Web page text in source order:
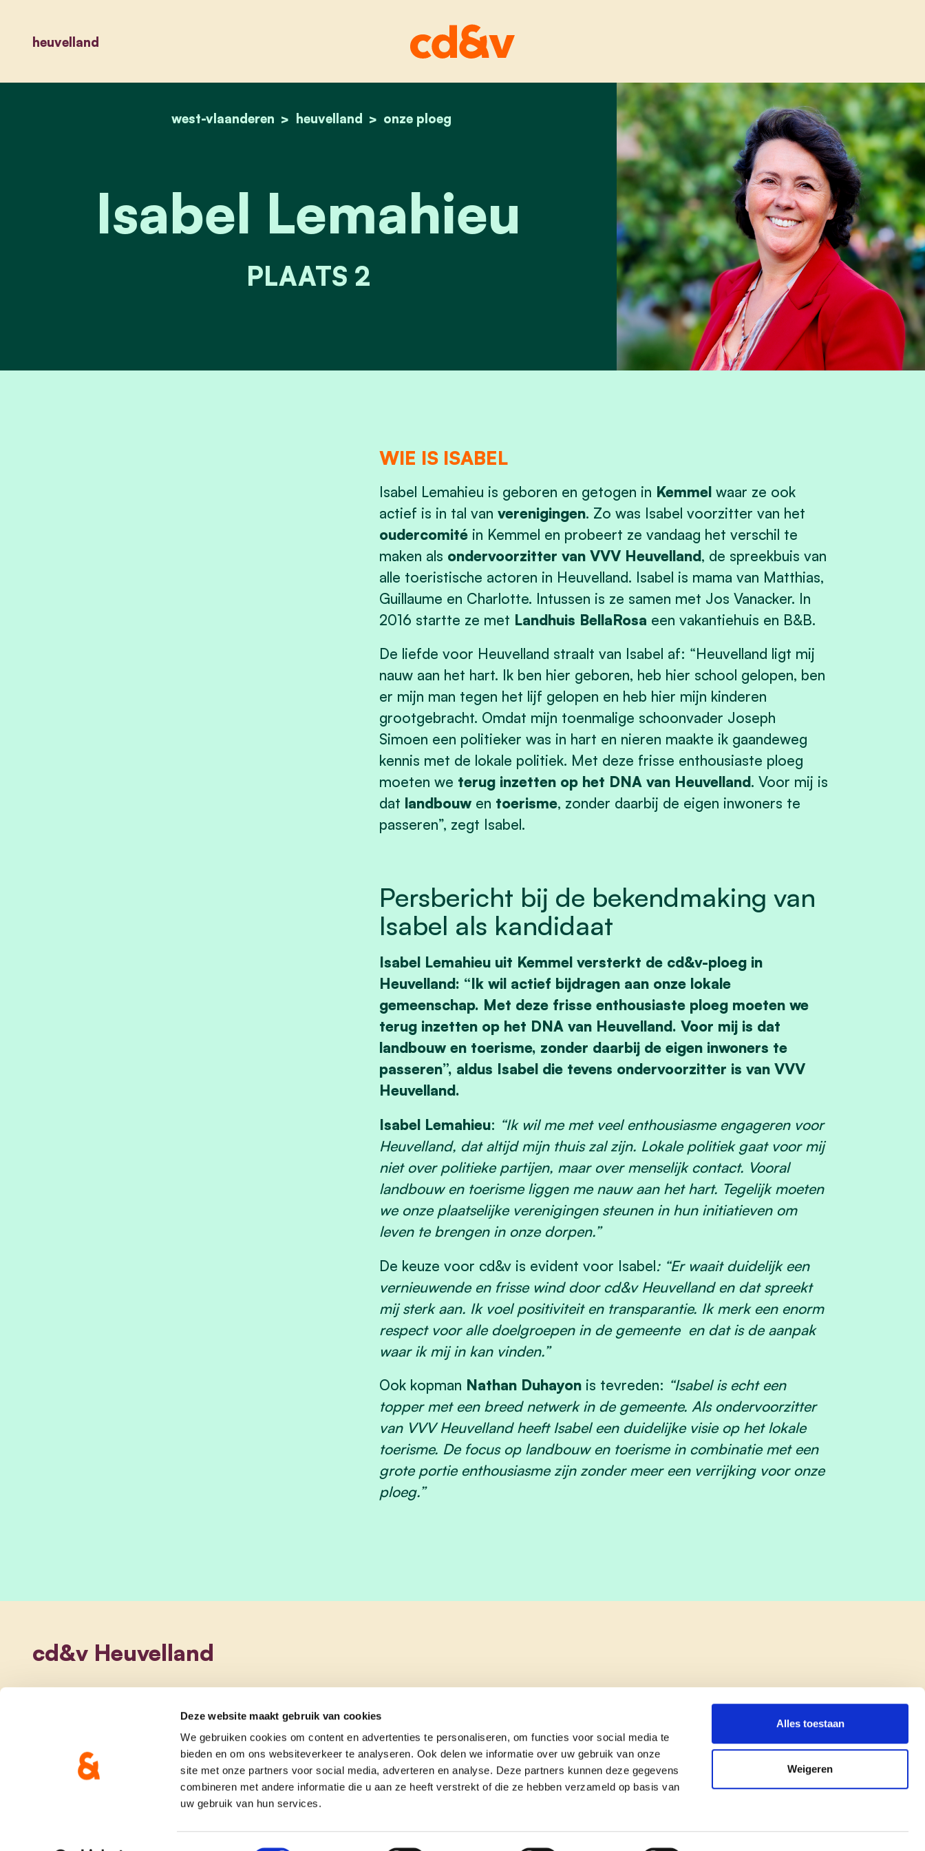
Deze website maakt gebruik van cookies
We gebruiken cookies om content en advertenties te personaliseren, om functies voor social media te
bieden en om ons websiteverkeer te analyseren. Ook delen we informatie over uw gebruik van onze
site met onze partners voor social media, adverteren en analyse. Deze partners kunnen deze gegevens
combineren met andere informatie die u aan ze heeft verstrekt of die ze hebben verzameld op basis van
uw gebruik van hun services.
Alles toestaan
Weigeren
heuvelland
home
west-vlaanderen heuvelland onze ploeg
isabel lemahieu
Isabel Lemahieu
PLAATS 2
WIE IS ISABEL
Isabel Lemahieu is geboren en getogen in Kemmel waar ze ook
actief is in tal vanverenigingen. Zo was Isabel voorzitter van het
oudercomité in Kemmel en probeert ze vandaag het verschil te
maken als ondervoorzitter van VVV Heuvelland, de spreekbuis van
alle toeristische actoren in Heuvelland. Isabel is mama van Matthias,
Guillaume en Charlotte. Intussen is ze samen met Jos Vanacker. In
2016 startte ze met Landhuis BellaRosa een vakantiehuis en B&B.
De liefde voor Heuvelland straalt van Isabel af: “Heuvelland ligt mij
nauw aan het hart. Ik ben hier geboren, heb hier school gelopen, ben
er mijn man tegen het lijf gelopen en heb hier mijn kinderen
grootgebracht. Omdat mijn toenmalige schoonvader Joseph
Simoen een politieker was in hart en nieren maakte ik gaandeweg
kennis met de lokale politiek. Met deze frisse enthousiaste ploeg
moeten we terug inzetten op het DNA van Heuvelland. Voor mij is
dat landbouw en toerisme, zonder daarbij de eigen inwoners te
passeren”, zegt Isabel.
Persbericht bij de bekendmaking van
Isabel als kandidaat
Isabel Lemahieu uit Kemmel versterkt de cd&v-ploeg in
Heuvelland: “Ik wil actief bijdragen aan onze lokale
gemeenschap. Met deze frisse enthousiaste ploeg moeten we
terug inzetten op het DNA van Heuvelland. Voor mij is dat
landbouw en toerisme, zonder daarbij de eigen inwoners te
passeren”, aldus Isabel die tevens ondervoorzitter is van VVV
Heuvelland.
Isabel Lemahieu: “Ik wil me met veel enthousiasme engageren voor
Heuvelland, dat altijd mijn thuis zal zijn. Lokale politiek gaat voor mij
niet over politieke partijen, maar over menselijk contact. Vooral
landbouw en toerisme liggen me nauw aan het hart. Tegelijk moeten
we onze plaatselijke verenigingen steunen in hun initiatieven om
leven te brengen in onze dorpen.”
De keuze voor cd&v is evident voor Isabel: “Er waait duidelijk een
vernieuwende en frisse wind door cd&v Heuvelland en dat spreekt
mij sterk aan. Ik voel positiviteit en transparantie. Ik merk een enorm
respect voor alle doelgroepen in de gemeente en dat is de aanpak
waar ik mij in kan vinden.”
Ook kopman Nathan Duhayon is tevreden: “Isabel is echt een
topper met een breed netwerk in de gemeente. Als ondervoorzitter
van VVV Heuvelland heeft Isabel een duidelijke visie op het lokale
toerisme. De focus op landbouw en toerisme in combinatie met een
grote portie enthousiasme zijn zonder meer een verrijking voor onze
ploeg.”
cd&v Heuvelland
onze partij doe mee contact